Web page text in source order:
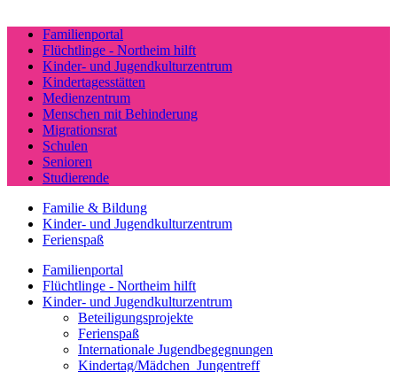
Familienportal
Flüchtlinge - Northeim hilft
Kinder- und Jugendkulturzentrum
Kindertagesstätten
Medienzentrum
Menschen mit Behinderung
Migrationsrat
Schulen
Senioren
Studierende
Familie & Bildung
Kinder- und Jugendkulturzentrum
Ferienspaß
Familienportal
Flüchtlinge - Northeim hilft
Kinder- und Jugendkulturzentrum
Beteiligungsprojekte
Ferienspaß
Internationale Jugendbegegnungen
Kindertag/Mädchen_Jungentreff